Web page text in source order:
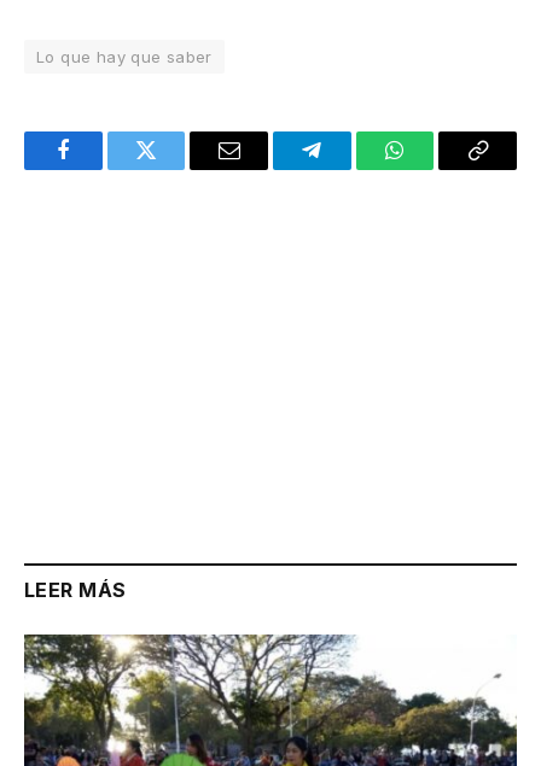
Lo que hay que saber
FacebookTwitter Email TelegramWhatsAppCopy
LEER MÁS